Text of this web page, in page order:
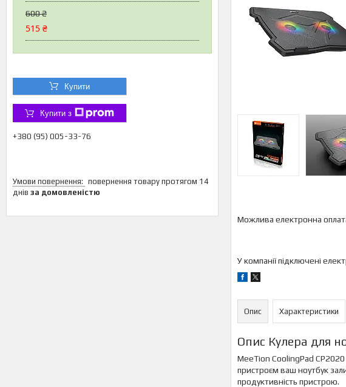
600 ₴
515 ₴
Купити
Купити з
+380 (95) 005-33-76
повернення товару протягом 14
днів за домовленістю
У компанії підключені
Опис Характеристики
Опис Кулера для
MeeTion CoolingPad
пристроєм ваш ноутбук
продуктивність пристрою.